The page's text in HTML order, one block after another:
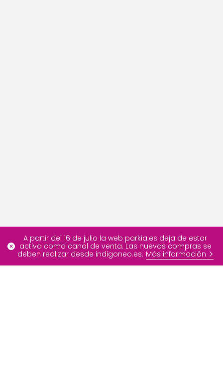
A partir del 16 de julio la web parkia.es deja de estar
activa como canal de venta. Las nuevas compras se
deben realizar desde indigoneo.es. Más información